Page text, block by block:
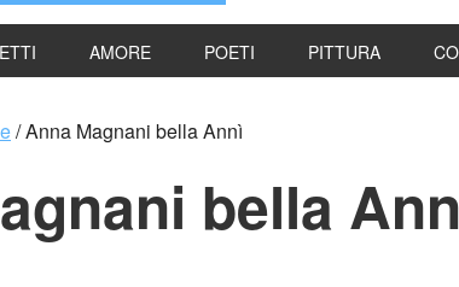
AMORE POETI PITTURA
/Anna Magnani bella Annì
bella